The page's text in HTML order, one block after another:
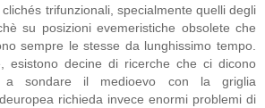
trifunzionali, specialmente quelli degli
su posizioni evemeristiche obsolete che
sempre le stesse da lunghissimo tempo.
esistono decine di ricerche che ci dicono
a sondare il medioevo con la griglia
richieda invece enormi problemi di